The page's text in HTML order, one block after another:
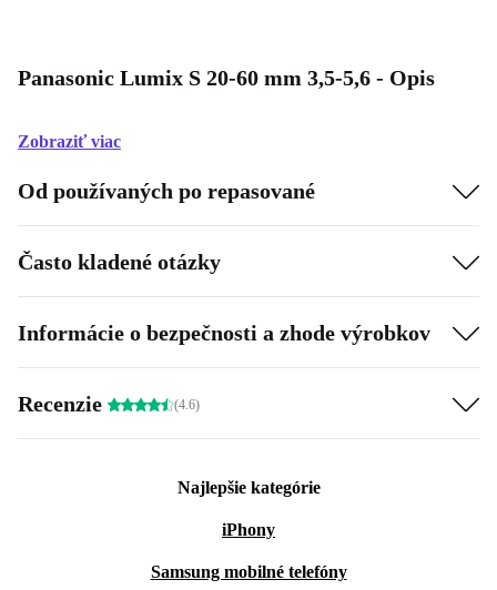
Panasonic Lumix S 20-60 mm 3,5-5,6 - Opis
Zobraziť viac
Od používaných po repasované
Často kladené otázky
Informácie o bezpečnosti a zhode výrobkov
Recenzie (4.6)
Najlepšie kategórie
iPhony
Samsung mobilné telefóny